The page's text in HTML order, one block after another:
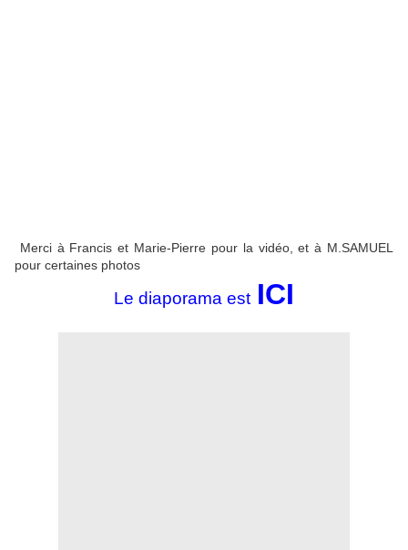
Merci à Francis et Marie-Pierre pour la vidéo, et à M.SAMUEL
pour certaines photos
Le diaporama est ICI